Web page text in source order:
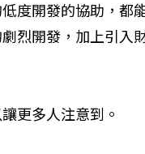
度開發的協助，都
烈開發，加上引入
更多人注意到。